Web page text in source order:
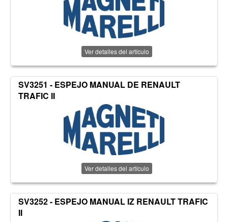
Ver detalles del artículo
SV3251 - ESPEJO MANUAL DE RENAULT
TRAFIC II
Ver detalles del artículo
SV3252 - ESPEJO MANUAL IZ RENAULT TRAFIC
II